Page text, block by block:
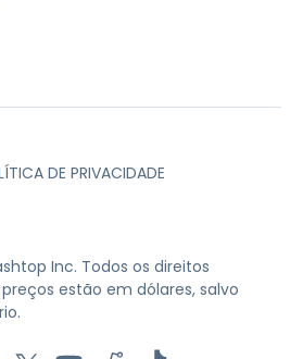
DE PRIVACIDADE
Inc. Todos os direitos
estão em dólares, salvo